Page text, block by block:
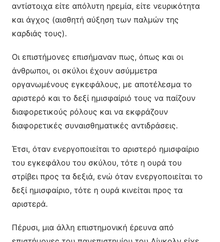
αντίστοιχα είτε απόλυτη ηρεμία, είτε νευρικότητα
και άγχος (αισθητή αύξηση των παλμών της
καρδιάς τους).
Οι επιστήμονες επισήμαναν πως, όπως και οι
άνθρωποι, οι σκύλοι έχουν ασύμμετρα
οργανωμένους εγκεφάλους, με αποτέλεσμα το
αριστερό και το δεξί ημισφαίριό τους να παίζουν
διαφορετικούς ρόλους και να εκφράζουν
διαφορετικές συναισθηματικές αντιδράσεις.
Έτσι, όταν ενεργοποιείται το αριστερό ημισφαίριο
του εγκεφάλου του σκύλου, τότε η ουρά του
στρίβει προς τα δεξιά, ενώ όταν ενεργοποιείται το
δεξί ημισφαίριο, τότε η ουρά κινείται προς τα
αριστερά.
Πέρυσι, μια άλλη επιστημονική έρευνα από